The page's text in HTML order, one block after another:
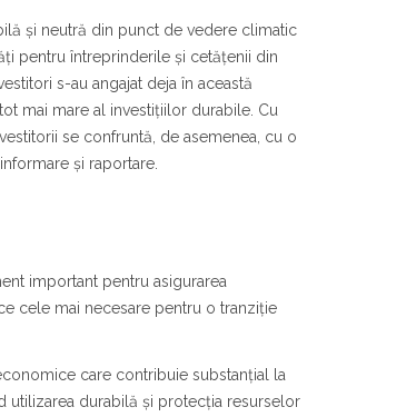
și neutră din punct de vedere climatic
pentru întreprinderile și cetățenii din
s-au angajat deja în această
mai mare al investițiilor durabile. Cu
se confruntă, de asemenea, cu o
și raportare.
important pentru asigurarea
cele mai necesare pentru o tranziție
care contribuie substanțial la
utilizarea durabilă și protecția resurselor